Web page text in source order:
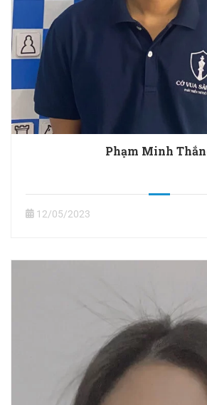
Phạm Minh
12/05/2023